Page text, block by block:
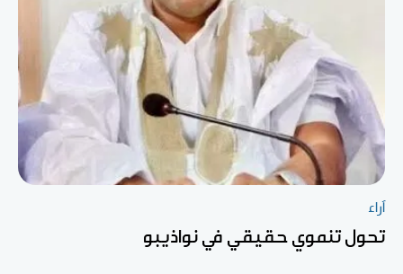
آراء
تحول تنموي حقيقي في نواذيبو